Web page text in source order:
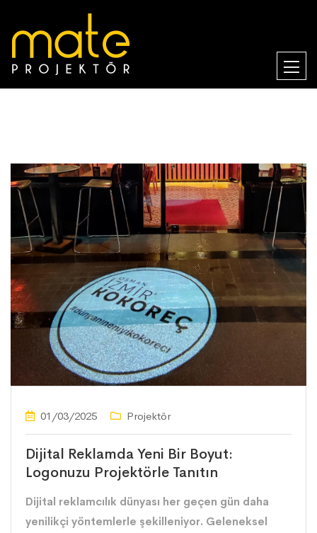
01/03/2025 Projektör
Dijital Reklamda Yeni Bir Boyut:
Logonuzu Projektörle Tanıtın
Dijital reklamcılık dünyası her geçen gün daha
yenilikçi yöntemlerle şekilleniyor. Geleneksel